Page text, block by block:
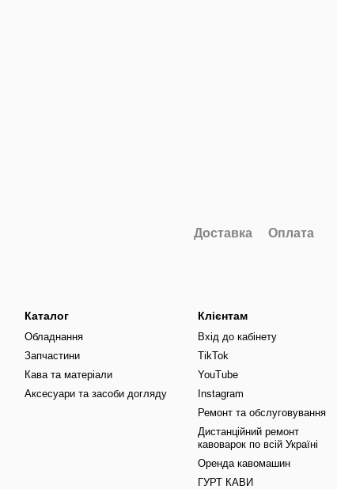
Доставка Оплата
Каталог
Обладнання
Запчастини
Кава та матеріали
Аксесуари та засоби догляду
Клієнтам
Вхід до кабінету
TikTok
YouTube
Instagram
Ремонт та обслуговування
Дистанційний ремонт
кавоварок по всій Україні
Оренда кавомашин
ГУРТ КАВИ